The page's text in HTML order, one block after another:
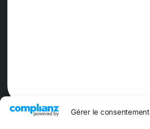
Gérer le consentement